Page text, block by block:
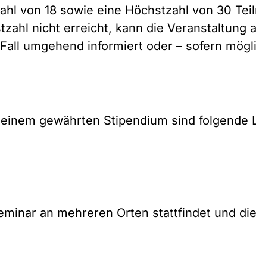
von 18 sowie eine Höchstzahl von 30
nicht erreicht, kann die Veranstaltung
umgehend informiert oder – sofern
gewährten Stipendium sind folgende
an mehreren Orten stattfindet und